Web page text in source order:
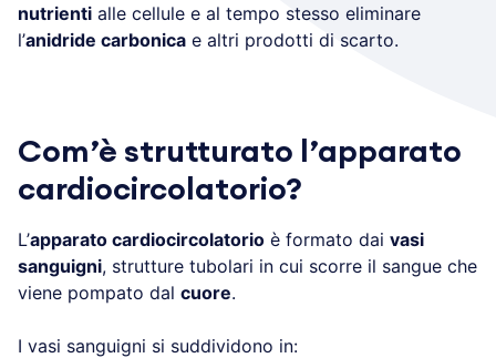
nutrienti alle cellule e al tempo stesso eliminare
l’anidride carbonica e altri prodotti di scarto.
Com’è strutturato l’apparato
cardiocircolatorio?
L’apparato cardiocircolatorio è formato dai vasi
sanguigni, strutture tubolari in cui scorre il sangue che
viene pompato dal cuore.
I vasi sanguigni si suddividono in: